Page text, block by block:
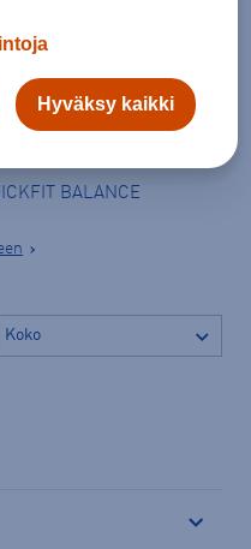
Gravel W ostajalle
BALANCE
Hyväksy kaikki